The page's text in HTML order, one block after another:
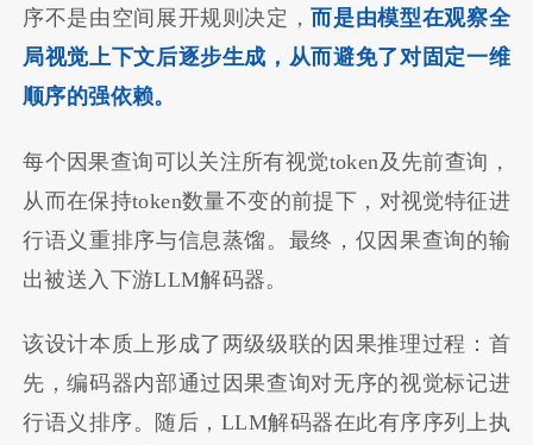
序不是由空间展开规则决定，而是由模型在观察全
局视觉上下文后逐步生成，从而避免了对固定一维
顺序的强依赖。
每个因果查询可以关注所有视觉token及先前查询，
从而在保持token数量不变的前提下，对视觉特征进
行语义重排序与信息蒸馏。最终，仅因果查询的输
出被送入下游LLM解码器。
该设计本质上形成了两级级联的因果推理过程：首
先，编码器内部通过因果查询对无序的视觉标记进
行语义排序。随后，LLM解码器在此有序序列上执